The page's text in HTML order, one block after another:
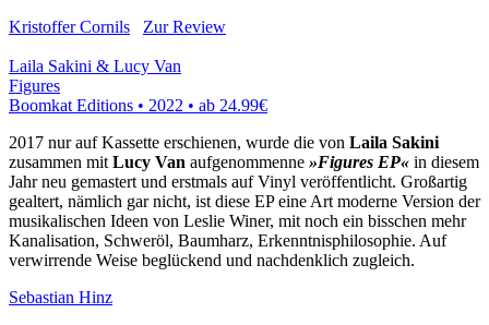
Kristoffer Cornils
Zur Review
Laila Sakini & Lucy Van
Figures
Boomkat Editions • 2022 • ab 24.99€
2017 nur auf Kassette erschienen, wurde die von Laila Sakini
zusammen mit Lucy Van aufgenommenne »Figures EP« in diesem
Jahr neu gemastert und erstmals auf Vinyl veröffentlicht. Großartig
gealtert, nämlich gar nicht, ist diese EP eine Art moderne Version der
musikalischen Ideen von Leslie Winer, mit noch ein bisschen mehr
Kanalisation, Schweröl, Baumharz, Erkenntnisphilosophie. Auf
verwirrende Weise beglückend und nachdenklich zugleich.
Sebastian Hinz